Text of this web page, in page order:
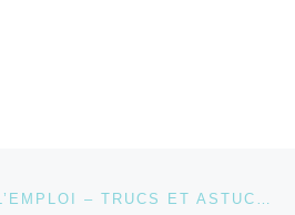
articles RECHERCHER DE L’EMPLOI – TRUCS ET ASTUCES : UNE LIGNE GRAPHIQUE AGRÉABLE